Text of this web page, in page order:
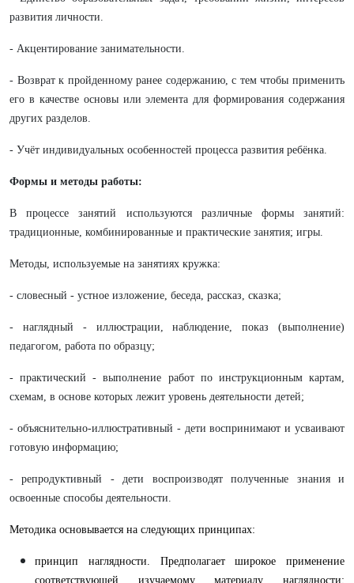
развития личности.
- Акцентирование занимательности.
- Возврат к пройденному ранее содержанию, с тем чтобы применить
его в качестве основы или элемента для формирования содержания
других разделов.
- Учёт индивидуальных особенностей процесса развития ребёнка.
Формы и методы работы:
В процессе занятий используются различные формы занятий:
традиционные, комбинированные и практические занятия; игры.
Методы, используемые на занятиях кружка:
- словесный - устное изложение, беседа, рассказ, сказка;
- наглядный - иллюстрации, наблюдение, показ (выполнение)
педагогом, работа по образцу;
- практический - выполнение работ по инструкционным картам,
схемам, в основе которых лежит уровень деятельности детей;
- объяснительно-иллюстративный - дети воспринимают и усваивают
готовую информацию;
- репродуктивный - дети воспроизводят полученные знания и
освоенные способы деятельности.
Методика основывается на следующих принципах:
принцип наглядности. Предполагает широкое применение
соответствующей изучаемому материалу наглядности: